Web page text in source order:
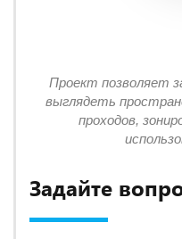
Задайте
Проект позволяет
выглядеть
проходов,